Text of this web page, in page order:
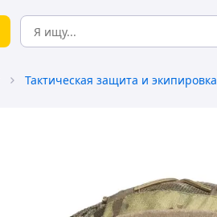
Тактическая защита и экипировка